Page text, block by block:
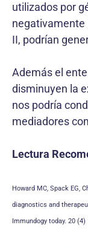
utilizados por
negativamente
II, podrían
Además el
disminuyen la
nos podría
mediadores
Lectura
Howard MC, Spack EG,
diagnostics and
Immundogy today. 20 (4)